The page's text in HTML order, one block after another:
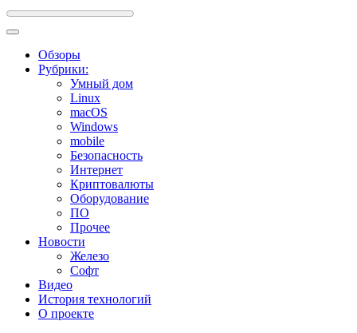
Обзоры
Рубрики:
Умный дом
Linux
macOS
Windows
mobile
Безопасность
Интернет
Криптовалюты
Оборудование
ПО
Прочее
Новости
Железо
Софт
Видео
История технологий
О проекте